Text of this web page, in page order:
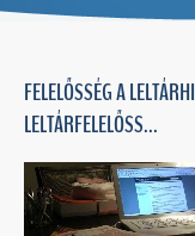
FELELŐSSÉG A
LELTÁRFELELŐSS...